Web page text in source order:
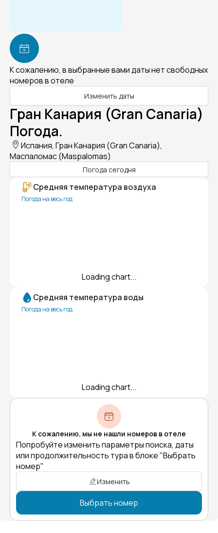
К сожалению, в выбранные вами даты нет свободных
номеров в отеле
Изменить даты
Гран Канария (Gran Canaria)
Погода.
Испания, Гран Канария (Gran Canaria),
Маспаломас (Maspalomas)
Погода сегодня
Средняя температура воздуха
Погода на весь год
Loading chart...
Средняя температура воды
Погода на весь год
Loading chart...
К сожалению, мы не нашли номеров в отеле
Попробуйте изменить параметры поиска, даты
или продолжительность тура в блоке "Выбрать
номер"
Изменить
Выбрать номер